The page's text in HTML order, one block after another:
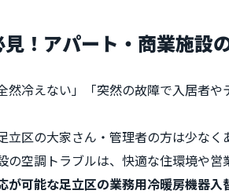
！アパート・商業施設
然冷えない」「突然の故障で入居者
区の大家さん・管理者の方は少なく
空調トラブルは、快適な住環境や営
が可能な足立区の業務用冷暖房機器入